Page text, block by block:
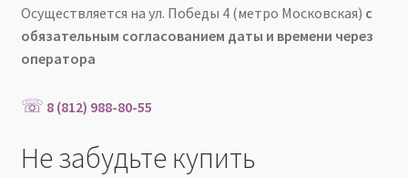
Осуществляется на ул. Победы 4 (метро Московская) с
обязательным согласованием даты и времени через
оператора
☏ 8 (812) 988-80-55
Не забудьте купить